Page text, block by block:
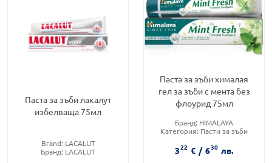
Паста за зъби лакалут
избелваща 75мл
Brand: LACALUT
Бранд: LACALUT
Паста за зъби хималая
гел за зъби с мента без
флоурид 75мл
Бранд: HIMALAYA
Категория: Пасти за зъби
зъби
322 € / 630 лв.